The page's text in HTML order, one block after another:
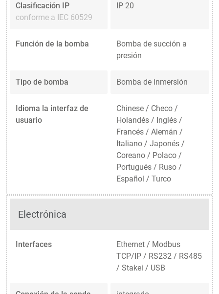
Clasificación IP
conforme a IEC 60529
IP 20
Función de la bomba
Bomba de succión a
presión
Tipo de bomba Bomba de inmersión
Idioma la interfaz de
usuario
Chinese / Checo /
Holandés / Inglés /
Francés / Alemán /
Italiano / Japonés /
Coreano / Polaco /
Portugués / Ruso /
Español / Turco
Electrónica
Interfaces
Ethernet / Modbus
TCP/IP / RS232 / RS485
/ Stakei / USB